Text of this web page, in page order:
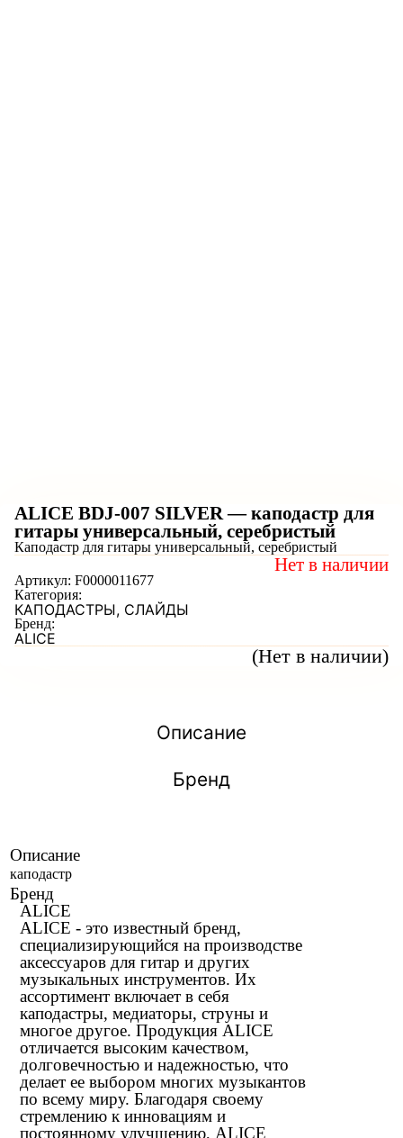
ALICE BDJ-007 SILVER — каподастр для
гитары универсальный, серебристый
(Нет в наличии)
Каподастр для гитары универсальный, серебристый
Нет в наличии
Артикул: F0000011677
Категория:
КАПОДАСТРЫ, СЛАЙДЫ
Бренд:
ALICE
Описание
Бренд
Описание
каподастр
Бренд
ALICE
ALICE - это известный бренд,
специализирующийся на производстве
аксессуаров для гитар и других
музыкальных инструментов. Их
ассортимент включает в себя
каподастры, медиаторы, струны и
многое другое. Продукция ALICE
отличается высоким качеством,
долговечностью и надежностью, что
делает ее выбором многих музыкантов
по всему миру. Благодаря своему
стремлению к инновациям и
постоянному улучшению, ALICE